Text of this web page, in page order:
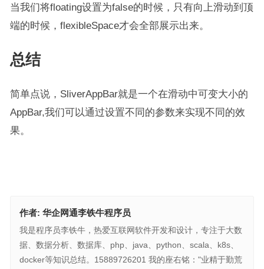
当我们将floating设置为false的时候，只有向上滑动到顶
端的时候，flexibleSpace才会全部展示出来。
总结
简单点说，SliverAppBar就是一个在滑动中可变大小的
AppBar,我们可以通过设置不同的参数来实现不同的效
果。
作者: 华企网通李铁牛程序员
我是程序员李铁牛，热爱互联网软件开发和设计，专注于大数
据、数据分析、数据库、php、java、python、scala、k8s、
docker等知识总结。15889726201 我的座右铭："业精于勤荒